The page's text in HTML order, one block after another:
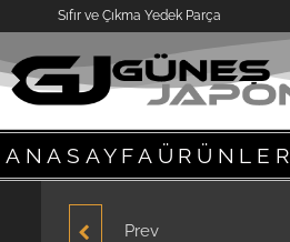
Sıfır ve Çıkma Yedek Parça
ANASAYFA ÜRÜNLER
HYUNDAİ ACCENT
Prev